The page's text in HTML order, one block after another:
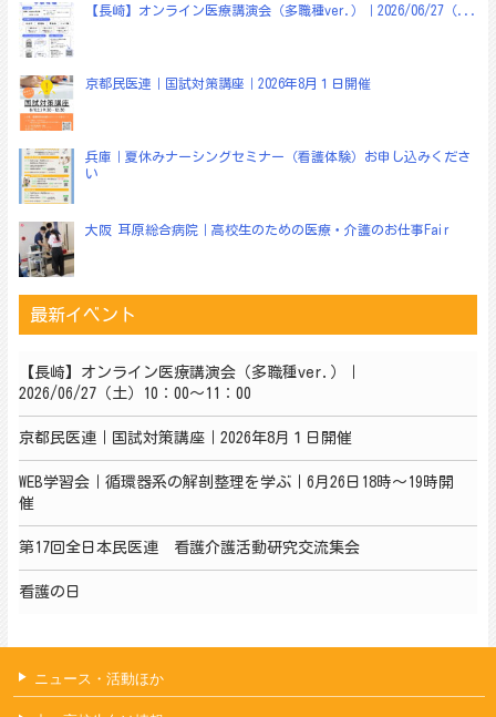
【長崎】オンライン医療講演会（多職種ver.）｜2026/06/27（...
京都民医連｜国試対策講座｜2026年8月１日開催
兵庫｜夏休みナーシングセミナー（看護体験）お申し込みくださ
い
大阪 耳原総合病院｜高校生のための医療・介護のお仕事Fair
最新イベント
【長崎】オンライン医療講演会（多職種ver.）｜
2026/06/27（土）10：00～11：00
京都民医連｜国試対策講座｜2026年8月１日開催
WEB学習会｜循環器系の解剖整理を学ぶ｜6月26日18時～19時開
催
第17回全日本民医連 看護介護活動研究交流集会
看護の日
ニュース・活動ほか